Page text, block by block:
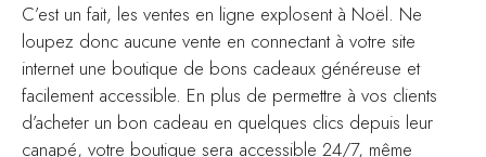
C’est un fait, les ventes en ligne explosent à Noël. Ne
loupez donc aucune vente en connectant à votre site
internet une boutique de bons cadeaux généreuse et
facilement accessible. En plus de permettre à vos clients
d’acheter un bon cadeau en quelques clics depuis leur
canapé, votre boutique sera accessible 24/7, même